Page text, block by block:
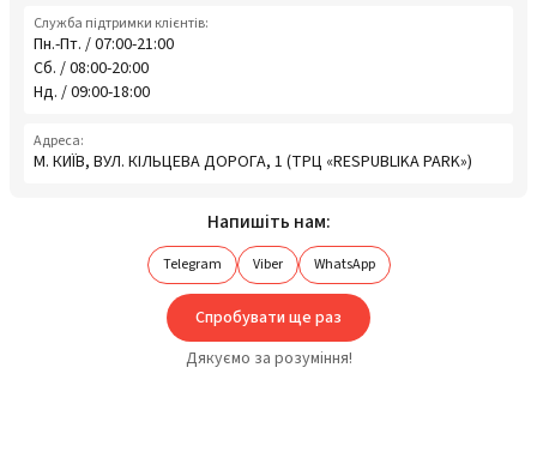
Служба підтримки клієнтів:
Пн.-Пт. / 07:00-21:00
Сб. / 08:00-20:00
Нд. / 09:00-18:00
Адреса:
М. КИЇВ, ВУЛ. КІЛЬЦЕВА ДОРОГА, 1 (ТРЦ «RESPUBLIKA PARK»)
Напишіть нам:
Telegram Viber WhatsApp
Спробувати ще раз
Дякуємо за розуміння!